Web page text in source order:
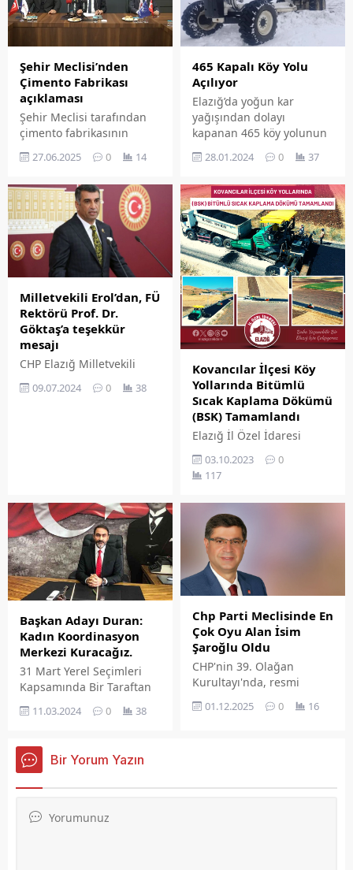
Şehir Meclisi’nden
Çimento Fabrikası
açıklaması
Şehir Meclisi tarafından
çimento fabrikasının
kaldırılmasına yönelik
yürütülecek çalışmalara
düzenlendi.
27.06.2025 0 14
465 Kapalı Köy Yolu
Açılıyor
Elazığ’da yoğun kar
yağışından dolayı
kapanan 465 köy yolunun
açılması için ekipler
süratle çalışıyor.
28.01.2024 0 37
Milletvekili Erol’dan, FÜ
Rektörü Prof. Dr.
Göktaş’a teşekkür
mesajı
CHP Elazığ Milletvekili
Üniversitesi Rektörü Prof.
09.07.2024 0 38
Kovancılar İlçesi Köy
Yollarında Bitümlü
Sıcak Kaplama Dökümü
(BSK) Tamamlandı
Elazığ İl Özel İdaresi
çalışmalarını
yoğunlaştırarak şehrin
birçok noktasında yol
ve asfaltlama çalışmalarını
devam ettiriyor.
03.10.2023
0
117
Başkan Adayı Duran:
Kadın Koordinasyon
Merkezi Kuracağız.
31 Mart Yerel Seçimleri
Kapsamında Bir Taraftan
Aralıksız Seçim
Çalışmalarını Sürdürürken
Projelerini De Kamuoyuna
Durmaya Devam Eden
Duran, Hayata Geçirmeyi
11.03.2024 0 38
Chp Parti Meclisinde En
Çok Oyu Alan İsim
Şaroğlu Oldu
CHP'nin 39. Olağan
Kurultayı'nda, resmi
80 kişilik Parti Meclisi (PM)
seçimler öncesi
01.12.2025 0 16
Bir Yorum Yazın